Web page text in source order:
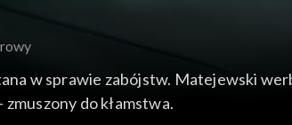
w sprawie zabójstw. Matejewski
do kłamstwa.